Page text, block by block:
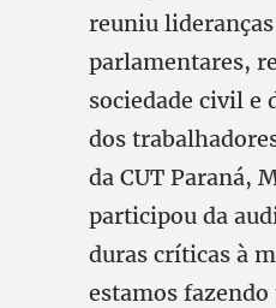
reuniu
parlamentares,
sociedade civil e
dos
da CUT Paraná,
participou da
duras críticas à
estamos